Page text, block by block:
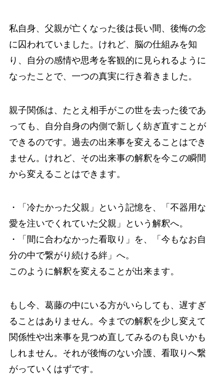
私自身、父親が亡くなった後は長い間、後悔の念
に囚われていました。けれど、脳の仕組みを知
り、自分の感情や思考を客観的に見られるように
なったことで、一つの真実に行き着きました。
親子関係は、たとえ相手がこの世を去った後であ
っても、自分自身の内側で新しく紡ぎ直すことが
できるのです。過去の出来事を変えることはでき
ません。けれど、その出来事の解釈を今この瞬間
から変えることはできます。
・「冷たかった父親」という記憶を、「不器用な
愛を注いでくれていた父親」という解釈へ。
・「間に合わなかった看取り」を、「今もなお自
分の中で繋がり続ける絆」へ。
このように解釈を変えることが出来ます。
もし今、葛藤の中にいる方がいらしても、遅すぎ
ることはありません。今までの解釈を少し変えて
関係性や出来事を見つめ直してみるのも良いかも
しれません。それが後悔のない介護、看取りへ繋
がっていくはずです。